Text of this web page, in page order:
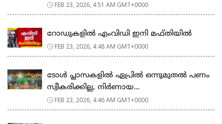
FEB 23, 2026, 4:51 AM GMT+0000
റോഡുകളില്‍ എംവിഡി ഇനി മഫ്തിയില്‍
FEB 23, 2026, 4:48 AM GMT+0000
ടോള്‍ പ്ലാസകളില്‍ ഏപ്രില്‍ ഒന്നുമുതല്‍ പണം
സ്വീകരിക്കില്ല, നിര്‍ണായ...
FEB 23, 2026, 4:46 AM GMT+0000